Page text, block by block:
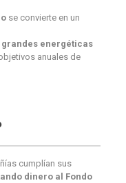
se convierte en un
grandes energéticas
anuales de
cumplían sus
dinero al Fondo